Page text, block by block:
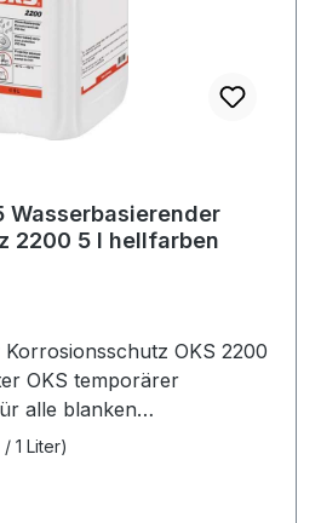
Wasserbasierender
2200 5 l hellfarben
OKS 2200
OKS temporärer
alle blanken
Umgebungseinflüssen wie
1 Liter)